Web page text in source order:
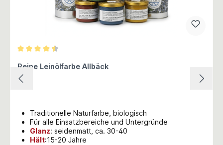
Reine Leinölfarbe Allbäck
Traditionelle Naturfarbe, biologisch
Für alle Einsatzbereiche und Untergründe
Glanz: seidenmatt, ca. 30-40
Hält:15-20 Jahre